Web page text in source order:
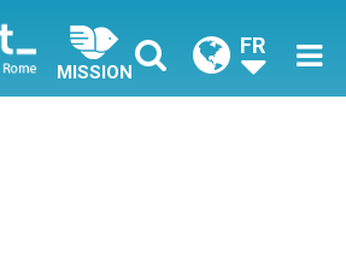
MISSION
FR